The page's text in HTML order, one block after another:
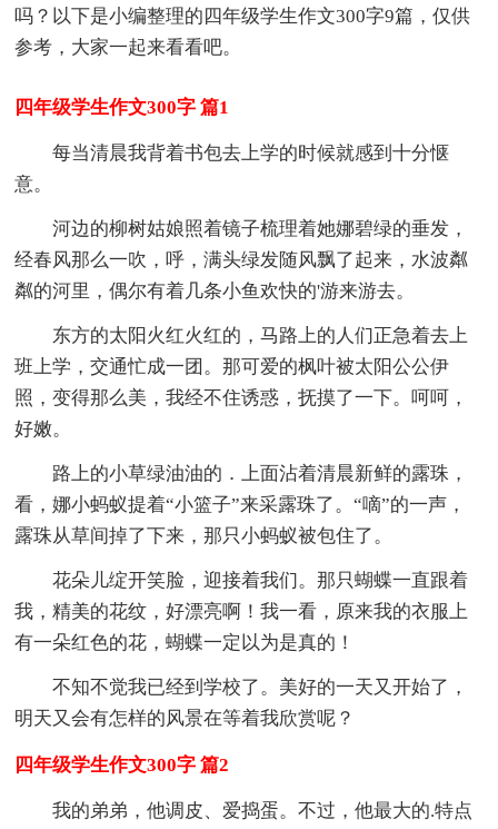
吗？以下是小编整理的四年级学生作文300字9篇，仅供
参考，大家一起来看看吧。
四年级学生作文300字 篇1
每当清晨我背着书包去上学的时候就感到十分惬
意。
河边的柳树姑娘照着镜子梳理着她娜碧绿的垂发，
经春风那么一吹，呼，满头绿发随风飘了起来，水波粼
粼的河里，偶尔有着几条小鱼欢快的'游来游去。
东方的太阳火红火红的，马路上的人们正急着去上
班上学，交通忙成一团。那可爱的枫叶被太阳公公伊
照，变得那么美，我经不住诱惑，抚摸了一下。呵呵，
好嫩。
路上的小草绿油油的．上面沾着清晨新鲜的露珠，
看，娜小蚂蚁提着“小篮子”来采露珠了。“嘀”的一声，
露珠从草间掉了下来，那只小蚂蚁被包住了。
花朵儿绽开笑脸，迎接着我们。那只蝴蝶一直跟着
我，精美的花纹，好漂亮啊！我一看，原来我的衣服上
有一朵红色的花，蝴蝶一定以为是真的！
不知不觉我已经到学校了。美好的一天又开始了，
明天又会有怎样的风景在等着我欣赏呢？
四年级学生作文300字 篇2
我的弟弟，他调皮、爱捣蛋。不过，他最大的.特点